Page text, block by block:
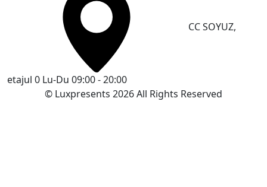
CC SOYUZ,
etajul 0 Lu-Du 09:00 - 20:00
© Luxpresents 2026 All Rights Reserved